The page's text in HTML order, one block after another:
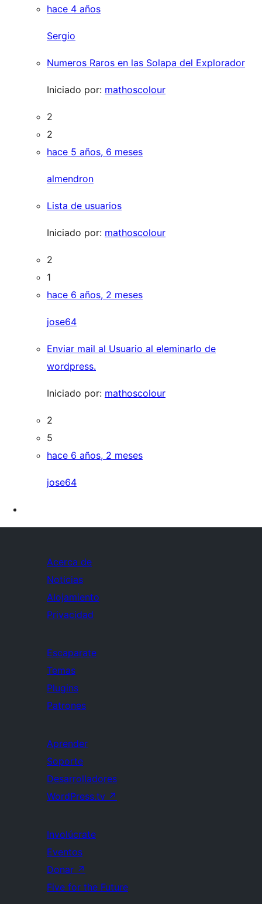
hace 4 años
Sergio
Numeros Raros en las Solapa del Explorador
Iniciado por: mathoscolour
2
2
hace 5 años, 6 meses
almendron
Lista de usuarios
Iniciado por: mathoscolour
2
1
hace 6 años, 2 meses
jose64
Enviar mail al Usuario al eleminarlo de
wordpress.
Iniciado por: mathoscolour
2
5
hace 6 años, 2 meses
jose64
Acerca de
Noticias
Alojamiento
Privacidad
Escaparate
Temas
Plugins
Patrones
Aprender
Soporte
Desarrolladores
WordPress.tv ↗
Involúcrate
Eventos
Donar ↗
Five for the Future